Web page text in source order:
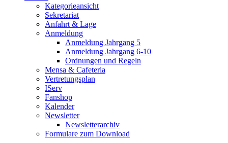
Kategorieansicht
Sekretariat
Anfahrt & Lage
Anmeldung
Anmeldung Jahrgang 5
Anmeldung Jahrgang 6-10
Ordnungen und Regeln
Mensa & Cafeteria
Vertretungsplan
IServ
Fanshop
Kalender
Newsletter
Newsletterarchiv
Formulare zum Download